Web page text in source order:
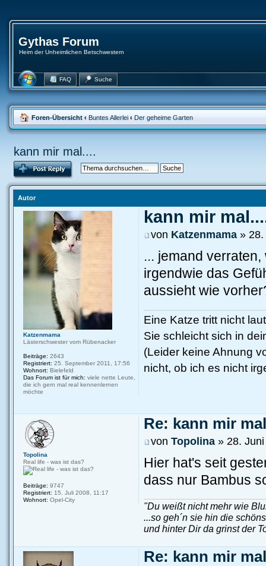
Gythas Forum
Heim der Unheimlichen Betschwestern
FAQ Suche
Foren-Übersicht ‹ Buntes Allerlei ‹ Der geheime Garten
kann mir mal....
Autor
kann mir
von Katzenmama » 28.
... jemand
irgendwie das
aussieht wie
Eine Katze tritt nicht
Sie schleicht sich in
(Leider keine Ahnung
nicht, ob ich es nicht
Katzenmama
Lästerschwester vom Rübenacker
Beiträge: 2643
Registriert: 25. September 2011, 17:56
Wohnort: Bielefeld
Das Forum ist für mich: viele nette Leute,
die ich gern mal real kennenlernen
möchte
Re: kann mir
vonTopolina » 28.
Hier hat's seit
dass nur Bambus
"Du weißt nicht mehr wie
...so geh´n sie hin die
und hinter Dir da grinst der
Topolina
Real life - was ist das?
Beiträge: 9747
Registriert: 15. Juli 2008, 11:17
Wohnort: Opel-City
Re: kann mir